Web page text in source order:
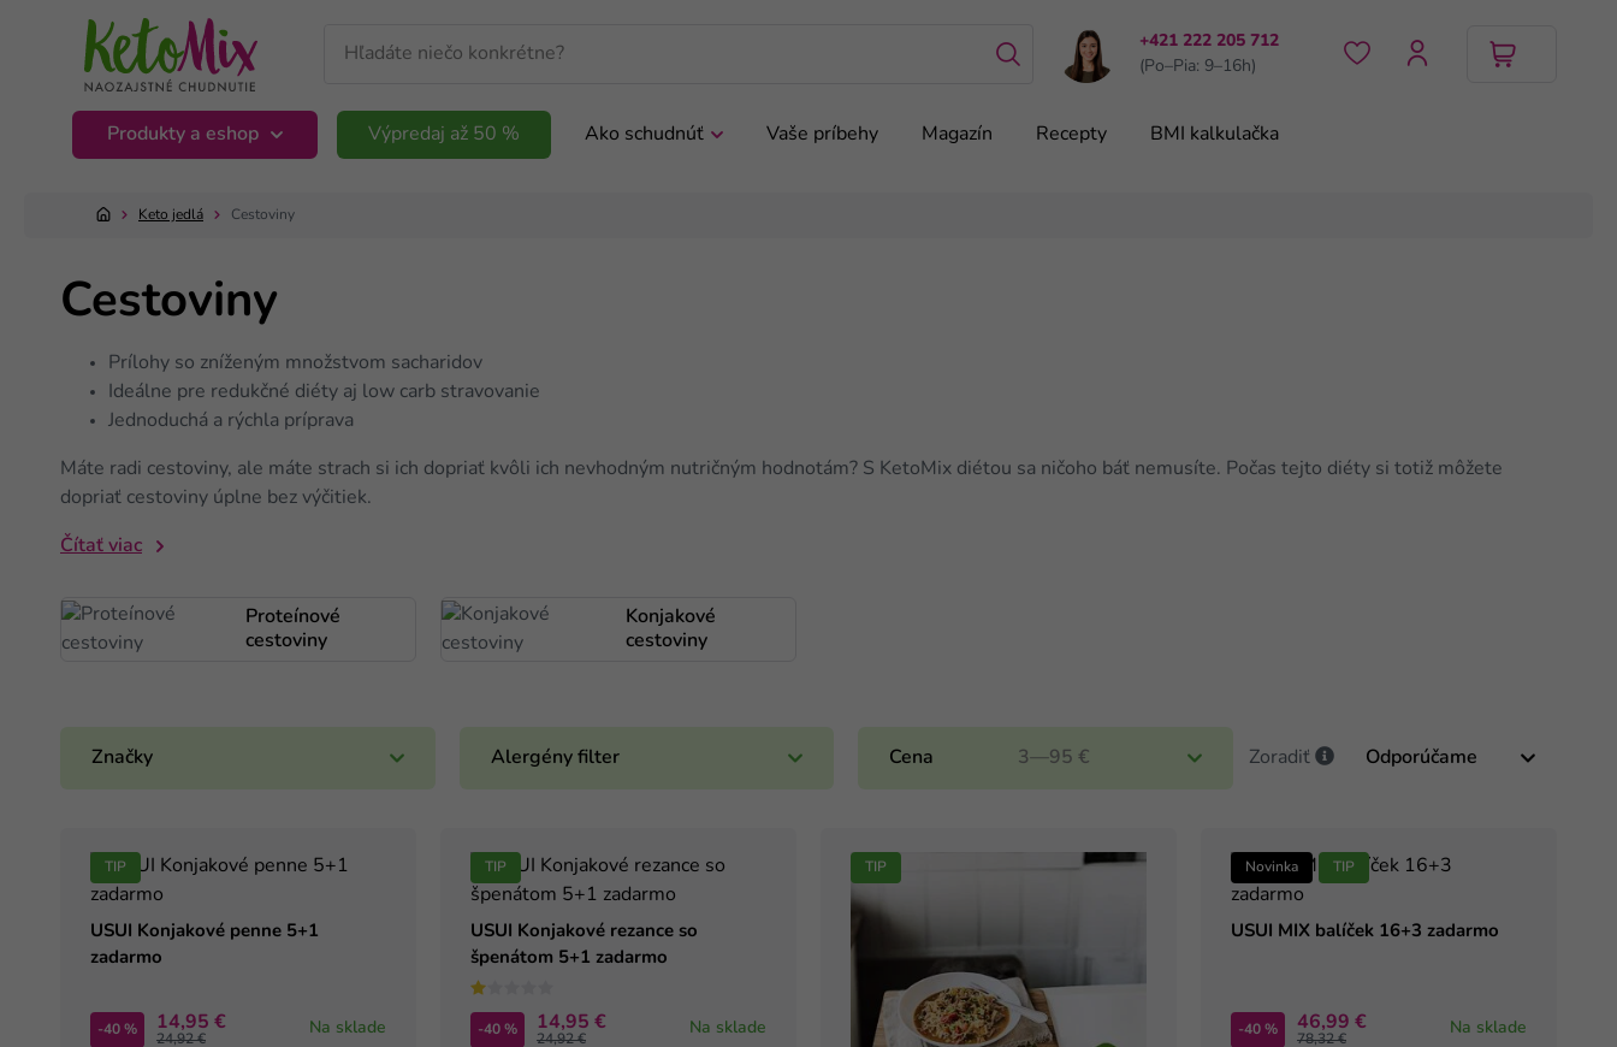
+421 222 205 712
(Po–Pia: 9–16h)
Produkty a eshop Výpredaj až 50 % Ako schudnúť Vaše príbehy Magazín Recepty BMI kalkulačka
Keto jedlá Cestoviny
Cestoviny
Prílohy so zníženým množstvom sacharidov
Ideálne pre redukčné diéty aj low carb stravovanie
Jednoduchá a rýchla príprava
Máte radi cestoviny, ale máte strach si ich dopriať kvôli ich nevhodným nutričným hodnotám? S KetoMix diétou sa ničoho báť nemusíte. Počas tejto diéty si totiž môžete
dopriať cestoviny úplne bez výčitiek.
Čítať viac
Proteínové
cestoviny
Konjakové
cestoviny
Značky Alergény filter Cena 3—95 € Zoradiť
TIP
USUI Konjakové penne 5+1
zadarmo
-40 % 14,95 €
24,92 €
Na sklade
TIP
USUI Konjakové rezance so
špenátom 5+1 zadarmo
-40 % 14,95 €
24,92 €
Na sklade
TIP Novinka TIP
USUI MIX balíček 16+3 zadarmo
-40 % 46,99 €
78,32 €
Na sklade